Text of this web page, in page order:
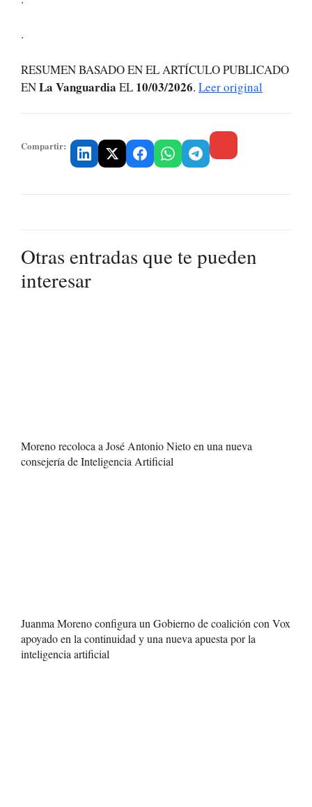
.
RESUMEN BASADO EN EL ARTÍCULO PUBLICADO
ENLa Vanguardia EL 10/03/2026. Leer original
Compartir:
Otras entradas que te pueden
interesar
Moreno recoloca a José Antonio Nieto en una nueva
consejería de Inteligencia Artificial
Juanma Moreno configura un Gobierno de coalición con Vox
apoyado en la continuidad y una nueva apuesta por la
inteligencia artificial